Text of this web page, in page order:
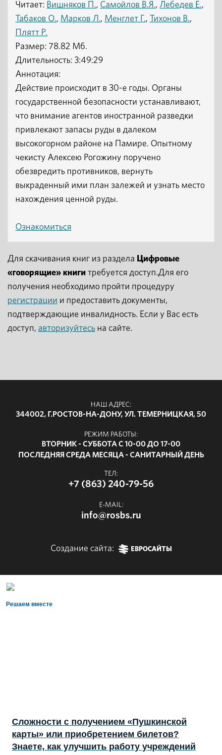
Читает: Вишняков П., Самойлов В.Я., Лебедев Е.,
Табаков О., Марков Л., Менглет Г., Тихонов В.,
Плятт Р.
Размер: 78.82 Мб.
Длительность: 3:49:29
Аннотация:
Действие происходит в 30-е годы. Органы
государственной безопасности устанавливают,
что внимание агентов иностранной разведки
привлекают запасы руды в далеком
высокогорном районе на Памире. Опытному
чекисту Алексею Рогожину поручено
обезвредить противников, вернуть
выкраденный ими план залежей и узнать место
нахождения ценной руды.
Ознакомиться
Для скачивания книг из раздела Цифровые
«говорящие» книги требуется доступ.Для его
получения необходимо пройти процедуру
регистрации и предоставить документы,
подтверждающие инвалидность. Если у Вас есть
доступ, авторизуйтесь на сайте.
НАШ АДРЕС:
344002, Г.РОСТОВ-НА-ДОНУ, УЛ. ТЕМЕРНИЦКАЯ, 50
РЕЖИМ РАБОТЫ:
ВТОРНИК - СУББОТА С 10-00 ДО 17-00
ПОСЛЕДНЯЯ СРЕДА МЕСЯЦА - САНИТАРНЫЙ ДЕНЬ
ТЕЛ:
+7 (863) 240-79-56
E-MAIL:
info@rosbs.ru
Создание сайта: ЕВРОСАЙТЫ
Решаем вместе
Сложности с получением «Пушкинской
карты» или приобретением билетов?
Знаете, как улучшить работу учреждений